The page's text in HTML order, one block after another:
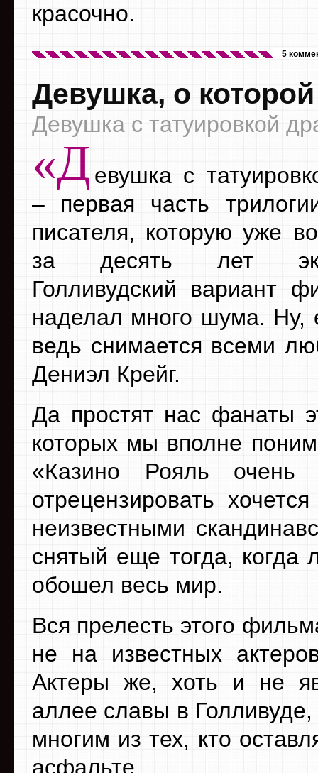
красочно.
5
Девушка, о
Девушка с татуировкой
«Д евушка с
– первая часть
писателя, которую уже
за десять лет
Голливудский вариант
наделал много шума.
ведь снимается всеми
Дениэл Крейг.
Да простят нас фанаты
которых мы вполне
«Казино Рояль
отрецензировать
неизвестными
снятый еще тогда, когда
обошел весь мир.
Вся прелесть этого
не на известных
Актеры же, хоть и не
аллее славы в
многим из тех, кто
асфальте.